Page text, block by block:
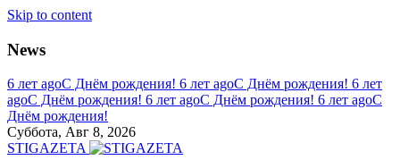
Skip to content
News
6 лет agoС Днём рождения! 6 лет agoС Днём рождения! 6 лет
agoС Днём рождения! 6 лет agoС Днём рождения! 6 лет agoС
Днём рождения!
Суббота, Авг 8, 2026
STIGAZETA